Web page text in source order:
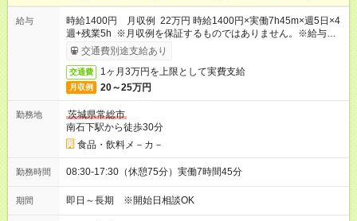
給与
時給1400円 月収例 22万円 時給1400円×実働7h45m×週5日×4
週+残業5h ※月収例を保証するものではありません。※給与即受
取りサービス利用可（利用条件有）
交通費別途支給あり
交通費 1ヶ月3万円を上限として実費支給
月収例 20～25万円
勤務地
茨城県常総市
南石下駅から徒歩30分
食品・飲料メ－カ－
勤務時間 08:30-17:30（休憩75分）実働7時間45分
期間 即日～長期 ※開始日相談OK